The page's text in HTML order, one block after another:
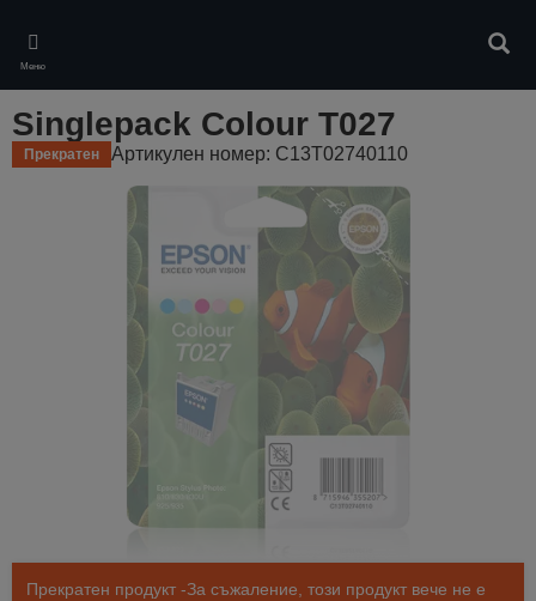
main
content
Меню
Singlepack Colour T027
Прекратен Артикулен номер: C13T02740110
Прекратен продукт -За съжаление, този продукт вече не е